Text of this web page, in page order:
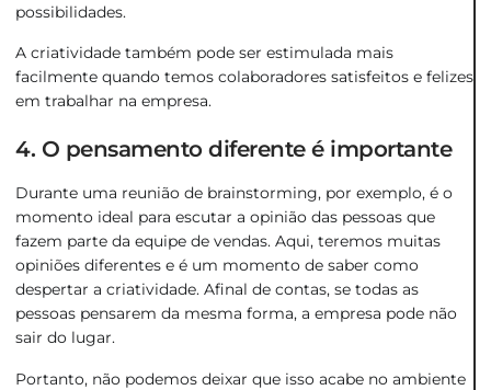
possibilidades.
A criatividade também pode ser estimulada mais
facilmente quando temos colaboradores satisfeitos e felizes
em trabalhar na empresa.
4. O pensamento diferente é importante
Durante uma reunião de brainstorming, por exemplo, é o
momento ideal para escutar a opinião das pessoas que
fazem parte da equipe de vendas. Aqui, teremos muitas
opiniões diferentes e é um momento de saber como
despertar a criatividade. Afinal de contas, se todas as
pessoas pensarem da mesma forma, a empresa pode não
sair do lugar.
Portanto, não podemos deixar que isso acabe no ambiente